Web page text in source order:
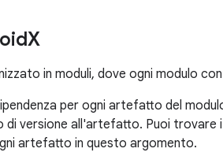
X
in moduli, dove ogni modulo
per ogni artefatto del
di versione all'artefatto. Puoi trovare
artefatto in questo argomento.